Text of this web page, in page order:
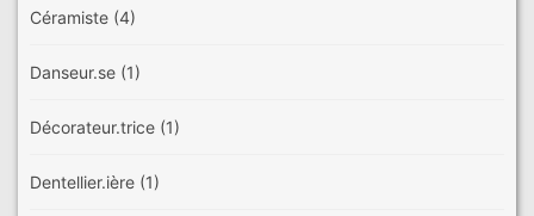
Céramiste (4)
Danseur.se (1)
Décorateur.trice (1)
Dentellier.ière (1)